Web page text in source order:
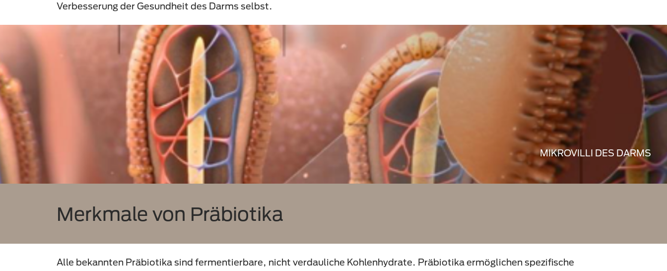
Verbesserung der Gesundheit des Darms selbst.
MIKROVILLI DES DARMS
Merkmale von Präbiotika
Alle bekannten Präbiotika sind fermentierbare, nicht verdauliche Kohlenhydrate. Präbiotika ermöglichen spezifische